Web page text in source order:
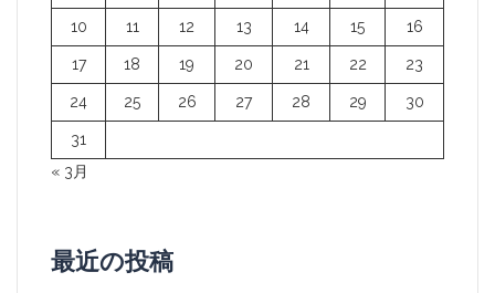
10 11 12 13 14 15 16
17 18 19 20 21 22 23
24 25 26 27 28 29 30
31
« 3月
最近の投稿